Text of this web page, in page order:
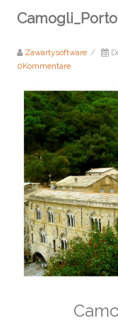
Zawartysoftware /
0Kommentare